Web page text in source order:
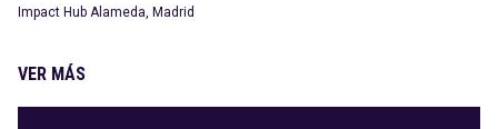
Impact Hub Alameda, Madrid
VER MÁS